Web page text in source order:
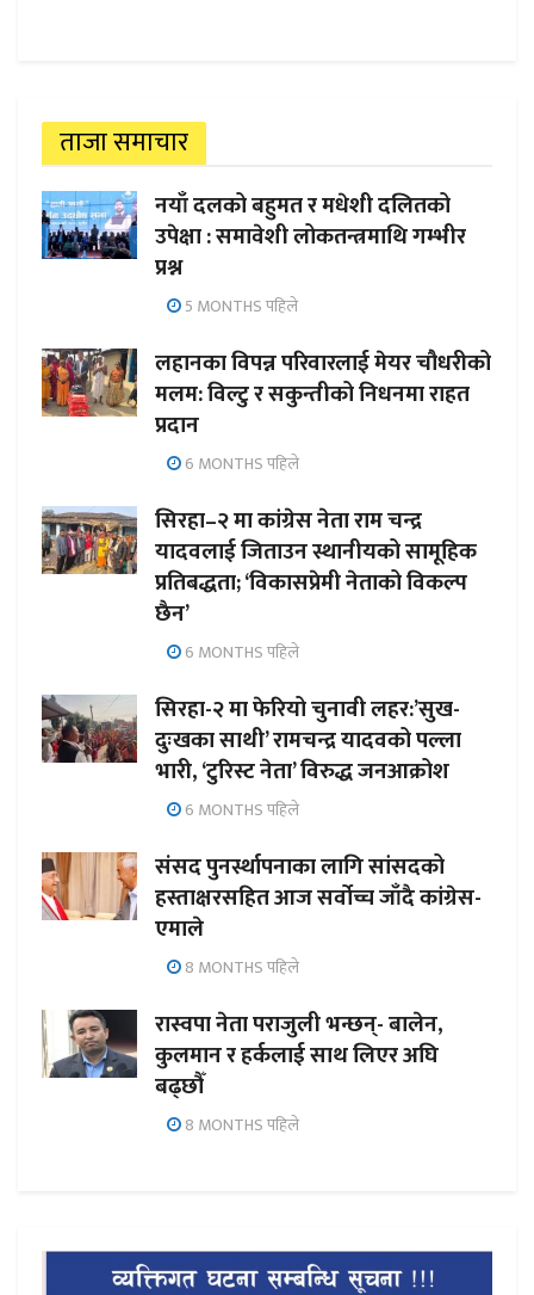
ताजा समाचार
नयाँ दलको बहुमत र मधेशी दलितको
उपेक्षा : समावेशी लोकतन्त्रमाथि गम्भीर
प्रश्न
5 MONTHS पहिले
लहानका विपन्न परिवारलाई मेयर चौधरीको
मलम: विल्टु र सकुन्तीको निधनमा राहत
प्रदान
6 MONTHS पहिले
सिरहा–२ मा कांग्रेस नेता राम चन्द्र
यादवलाई जिताउन स्थानीयको सामूहिक
प्रतिबद्धता; ‘विकासप्रेमी नेताको विकल्प
छैन’
6 MONTHS पहिले
सिरहा-२ मा फेरियो चुनावी लहर:’सुख-
दुःखका साथी’ रामचन्द्र यादवको पल्ला
भारी, ‘टुरिस्ट नेता’ विरुद्ध जनआक्रोश
6 MONTHS पहिले
संसद पुनर्स्थापनाका लागि सांसदको
हस्ताक्षरसहित आज सर्वोच्च जाँदै कांग्रेस-
एमाले
8 MONTHS पहिले
रास्वपा नेता पराजुली भन्छन्- बालेन,
कुलमान र हर्कलाई साथ लिएर अघि
बढ्छौँ
8 MONTHS पहिले